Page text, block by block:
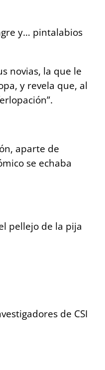
y… pintalabios
novias, la que le
y revela que, al
aparte de
se echaba
pellejo de la pija
de CSI